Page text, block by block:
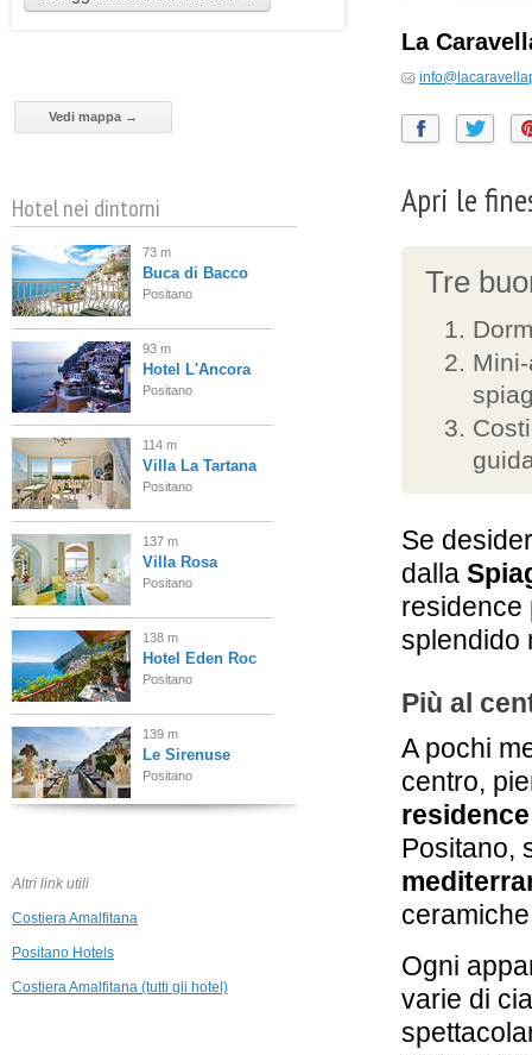
La
Apri le
Tre
Se
dalla
residence
splendido
Più al
A pochi
centro,
Positano,
Ogni
varie di
Vedi mappa →
Hotel nei dintorni
73 m
Buca di Bacco
Positano
93 m
Hotel L'Ancora
Positano
114 m
Villa La Tartana
Positano
137 m
Villa Rosa
Positano
138 m
Hotel Eden Roc
Positano
139 m
Le Sirenuse
Positano
Positano
Altri link utili
Costiera Amalfitana
Positano Hotels
Costiera Amalfitana (tutti gli hotel)